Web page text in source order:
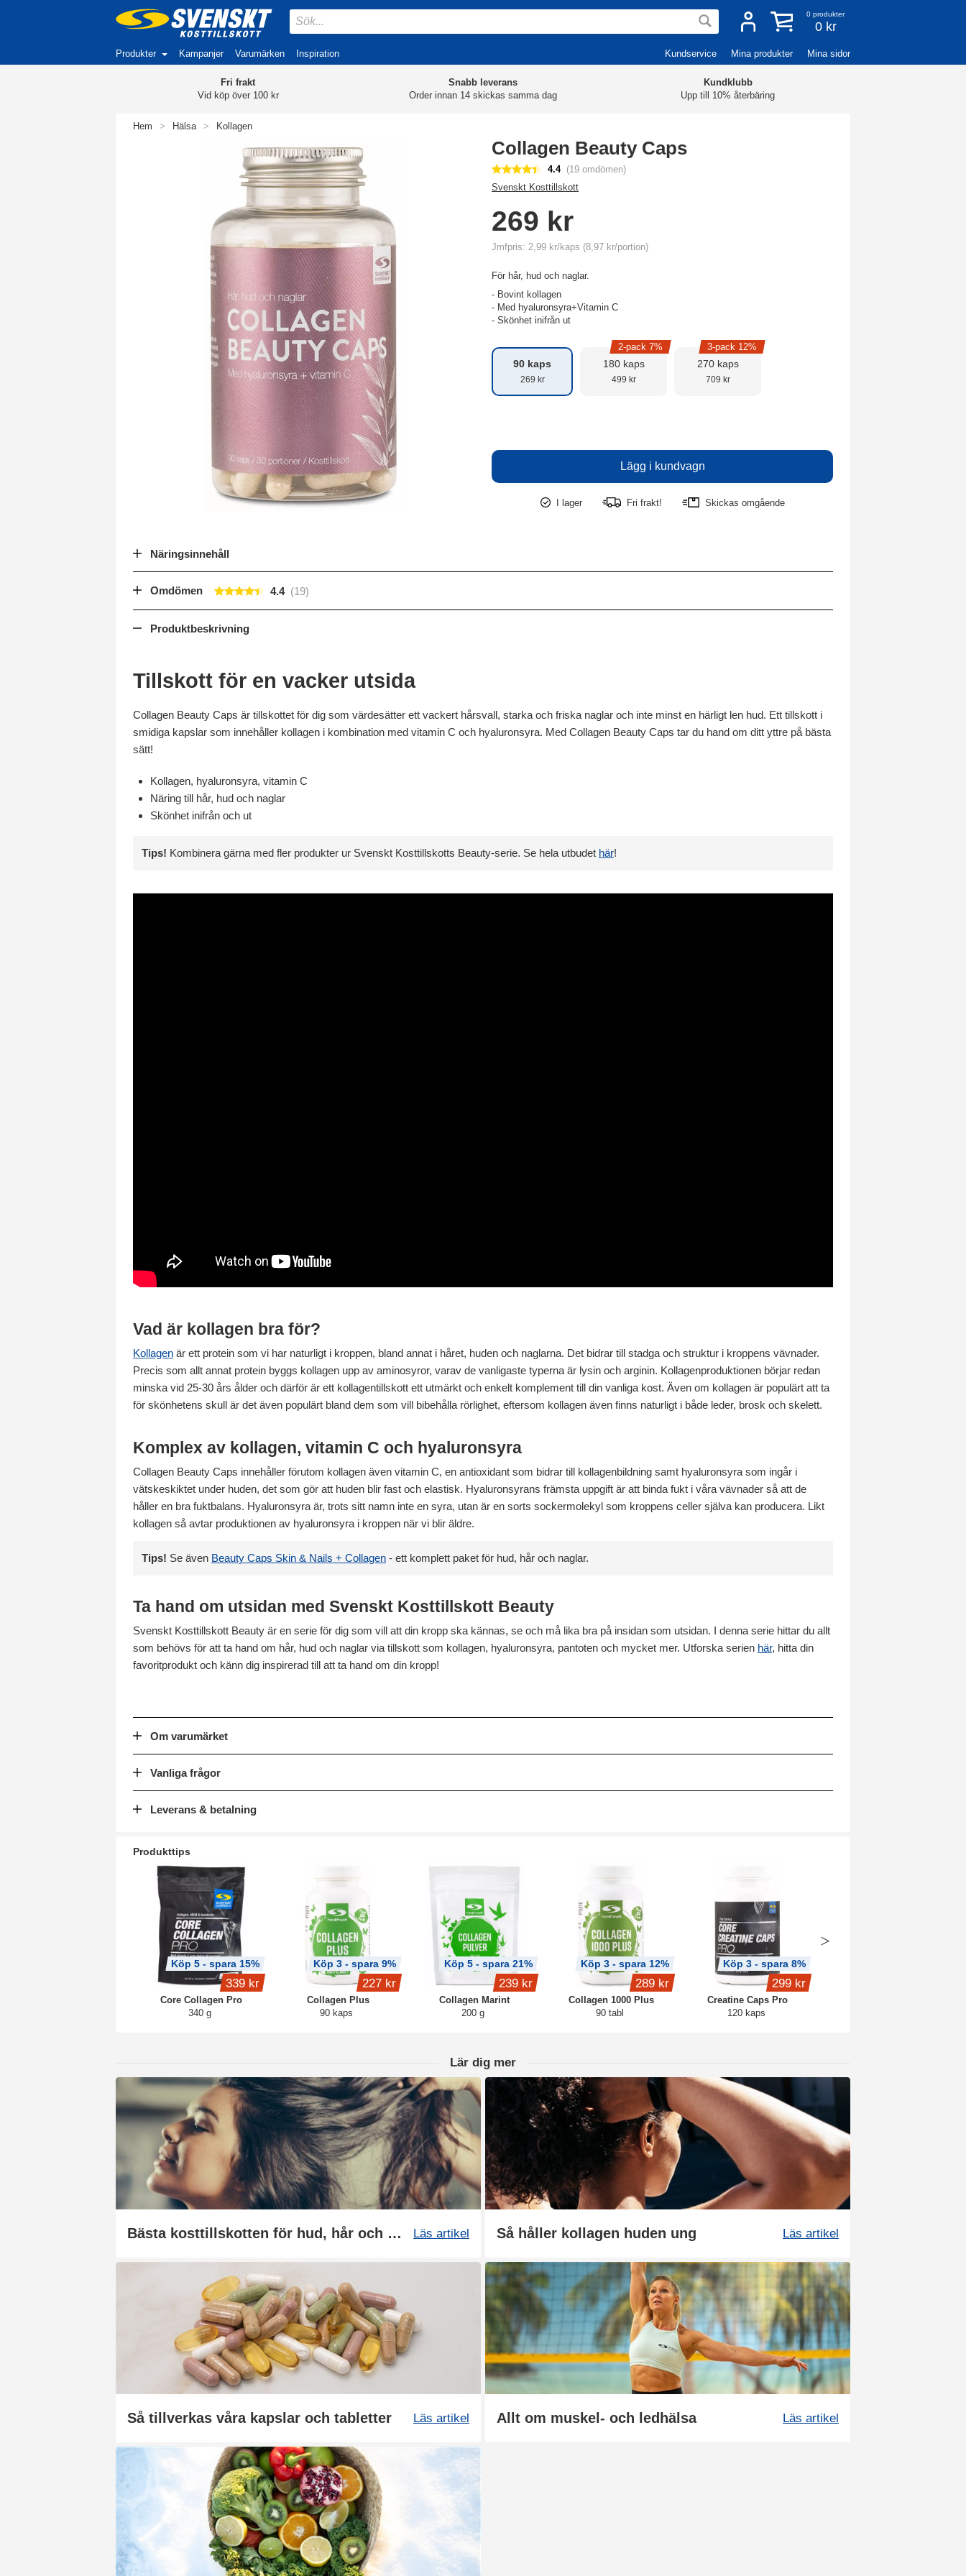
0 produkter
0 kr
Produkter Kampanjer Varumärken Inspiration Kundservice Mina produkter Mina sidor
Fri frakt
Vid köp över 100 kr
Snabb leverans
Order innan 14 skickas samma dag
Kundklubb
Upp till 10% återbäring
Hem > Hälsa > Kollagen
Collagen Beauty Caps
4.4 (19 omdömen)
Svenskt Kosttillskott
269 kr
Jmfpris: 2,99 kr/kaps (8,97 kr/portion)
För hår, hud och naglar.
- Bovint kollagen
- Med hyaluronsyra+Vitamin C
- Skönhet inifrån ut
90 kaps
269 kr
180 kaps
499 kr
2-pack 7%
270 kaps
709 kr
3-pack 12%
I lager Fri frakt! Skickas omgående
Näringsinnehåll
Omdömen 4.4
Produktbeskrivning
Tillskott för en vacker utsida
Collagen Beauty Caps är tillskottet för dig som värdesätter ett vackert hårsvall, starka och friska naglar och inte minst en härligt len hud. Ett tillskott i
smidiga kapslar som innehåller kollagen i kombination med vitamin C och hyaluronsyra. Med Collagen Beauty Caps tar du hand om ditt yttre på bästa
sätt!
Kollagen, hyaluronsyra, vitamin C
Näring till hår, hud och naglar
Skönhet inifrån och ut
Tips! Kombinera gärna med fler produkter ur Svenskt Kosttillskotts Beauty-serie. Se hela utbudet här!
Vad är kollagen bra för?
Kollagen är ett protein som vi har naturligt i kroppen, bland annat i håret, huden och naglarna. Det bidrar till stadga och struktur i kroppens vävnader.
Precis som allt annat protein byggs kollagen upp av aminosyror, varav de vanligaste typerna är lysin och arginin. Kollagenproduktionen börjar redan
minska vid 25-30 års ålder och därför är ett kollagentillskott ett utmärkt och enkelt komplement till din vanliga kost. Även om kollagen är populärt att ta
för skönhetens skull är det även populärt bland dem som vill bibehålla rörlighet, eftersom kollagen även finns naturligt i både leder, brosk och skelett.
Komplex av kollagen, vitamin C och hyaluronsyra
Collagen Beauty Caps innehåller förutom kollagen även vitamin C, en antioxidant som bidrar till kollagenbildning samt hyaluronsyra som ingår i
vätskeskiktet under huden, det som gör att huden blir fast och elastisk. Hyaluronsyrans främsta uppgift är att binda fukt i våra vävnader så att de
håller en bra fuktbalans. Hyaluronsyra är, trots sitt namn inte en syra, utan är en sorts sockermolekyl som kroppens celler själva kan producera. Likt
kollagen så avtar produktionen av hyaluronsyra i kroppen när vi blir äldre.
Tips! Se även Beauty Caps Skin & Nails + Collagen - ett komplett paket för hud, hår och naglar.
Ta hand om utsidan med Svenskt Kosttillskott Beauty
Svenskt Kosttillskott Beauty är en serie för dig som vill att din kropp ska kännas, se och må lika bra på insidan som utsidan. I denna serie hittar du allt
som behövs för att ta hand om hår, hud och naglar via tillskott som kollagen, hyaluronsyra, pantoten och mycket mer. Utforska serien här, hitta din
favoritprodukt och känn dig inspirerad till att ta hand om din kropp!
Om varumärket
Vanliga frågor
Leverans & betalning
Produkttips
Core Collagen Pro
340 g
Köp 5 - spara 15%
339 kr
Collagen Plus
90 kaps
Köp 3 - spara 9%
227 kr
Collagen Marint
200 g
Köp 5 - spara 21%
239 kr
Collagen 1000 Plus
90 tabl
Köp 3 - spara 12%
289 kr
Creatine Caps Pro
120 kaps
Köp 3 - spara 8%
299 kr
Lär dig mer
Bästa kosttillskotten för hud, hår och naglar Läs artikel Så håller kollagen huden ung Läs artikel
Så tillverkas våra kapslar och tabletter Läs artikel Allt om muskel- och ledhälsa Läs artikel